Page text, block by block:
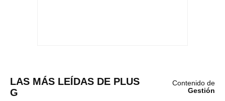
LAS MÁS LEÍDAS DE PLUS
G
Contenido de
Gestión